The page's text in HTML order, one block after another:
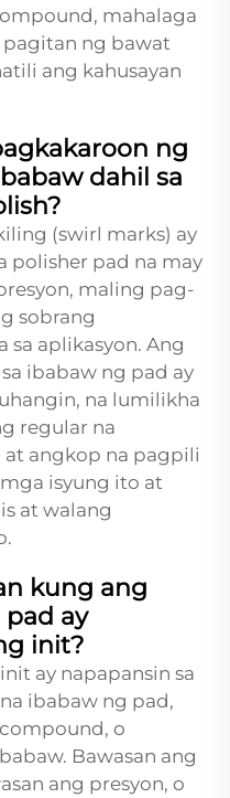
mahalaga
pagitan ng bawat
ang kahusayan
ng
dahil sa
(swirl marks) ay
polisher pad na may
maling pag-
sobrang
sa aplikasyon. Ang
ibabaw ng pad ay
na lumilikha
regular na
angkop na pagpili
isyung ito at
at walang
kung ang
ay
init?
ay napapansin sa
ibabaw ng pad,
o
Bawasan ang
ang presyon, o